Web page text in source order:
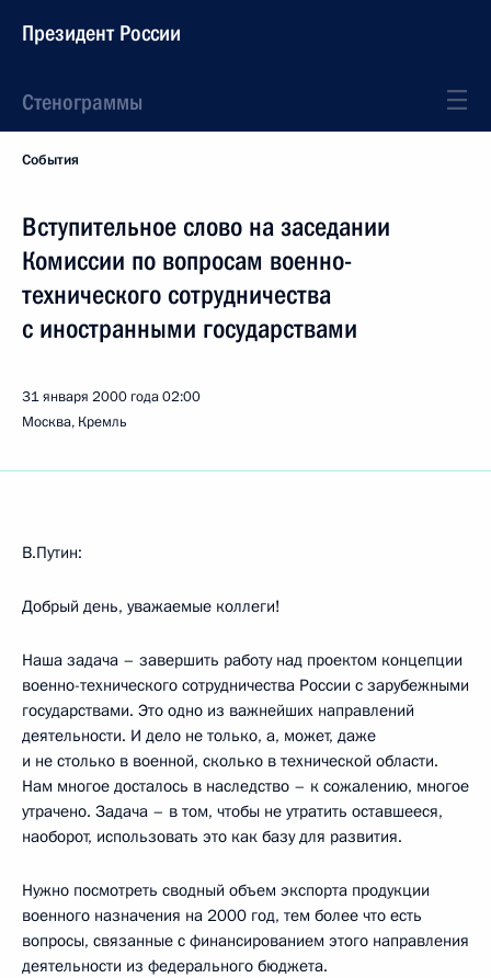
Президент России
Стенограммы
События
Вступительное слово на заседании
Комиссии по вопросам военно-
технического сотрудничества
с иностранными государствами
31 января 2000 года02:00
Москва, Кремль
В.Путин:
Добрый день, уважаемые коллеги!
Наша задача – завершить работу над проектом концепции
военно-технического сотрудничества России с зарубежными
государствами. Это одно из важнейших направлений
деятельности. И дело не только, а, может, даже
и не столько в военной, сколько в технической области.
Нам многое досталось в наследство – к сожалению, многое
утрачено. Задача – в том, чтобы не утратить оставшееся,
наоборот, использовать это как базу для развития.
Нужно посмотреть сводный объем экспорта продукции
военного назначения на 2000 год, тем более что есть
вопросы, связанные с финансированием этого направления
деятельности из федерального бюджета.